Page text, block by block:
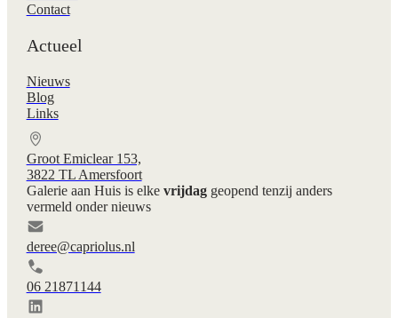
Contact
Actueel
Nieuws
Blog
Links
Groot Emiclear 153,
3822 TL Amersfoort
Galerie aan Huis is elke vrijdaggeopend tenzij anders
vermeld onder nieuws
deree@capriolus.nl
06 21871144